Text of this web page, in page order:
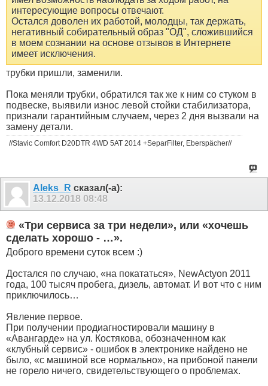
интересующие вопросы отвечают.
Остался доволен их работой, молодцы, так держать,
негативный собирательный образ "ОД", сложившийся
в моем сознании на основе отзывов в Интернете
имеет исключения.
трубки пришли, заменили.
Пока меняли трубки, обратился так же к ним со стуком в
подвеске, выявили износ левой стойки стабилизатора,
признали гарантийным случаем, через 2 дня вызвали на
замену детали.
//Stavic Comfort D20DTR 4WD 5AT 2014 +SeparFilter, Eberspächer//
Aleks_R сказал(-а):
13.12.2018 08:48
«Три сервиса за три недели», или «хочешь
сделать хорошо - …».
Доброго времени суток всем :)
Достался по случаю, «на покататься», NewActyon 2011
года, 100 тысяч пробега, дизель, автомат. И вот что с ним
приключилось…
Явление первое.
При получении продиагностировали машину в
«Авангарде» на ул. Костякова, обозначенном как
«клубный сервис» - ошибок в электронике найдено не
было, «с машиной все нормально», на прибоной панели
не горело ничего, свидетельствующего о проблемах.